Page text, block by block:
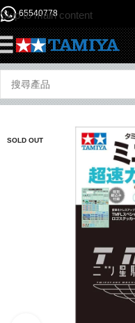
Skip to main content
65540778
SOLD OUT